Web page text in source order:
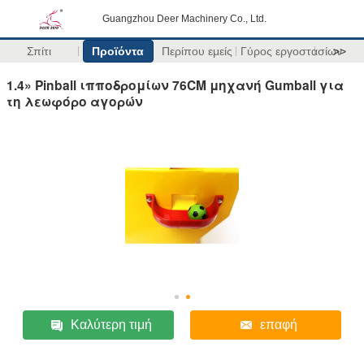
Guangzhou Deer Machinery Co., Ltd.
Σπίτι Προϊόντα Περίπου εμείς Γύρος εργοστασίων
>>
1.4» Pinball ιπποδρομίων 76CM μηχανή Gumball για
τη λεωφόρο αγορών
Καλύτερη τιμή επαφή